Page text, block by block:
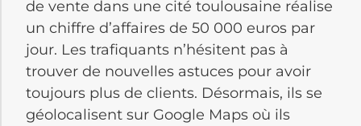
de vente dans une cité toulousaine réalise
un chiffre d’affaires de 50 000 euros par
jour. Les trafiquants n’hésitent pas à
trouver de nouvelles astuces pour avoir
toujours plus de clients. Désormais, ils se
géolocalisent sur Google Maps où ils